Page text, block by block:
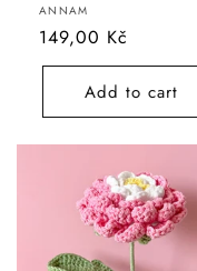
Vendor:
ANNAM
Regular
price
149,00 Kč
Add to cart